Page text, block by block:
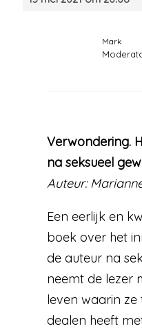
Mark
Verwondering.
na seksueel
Auteur:
Een eerlijk en
boek over het
de auteur na
neemt de lezer
leven waarin ze
dealen heeft